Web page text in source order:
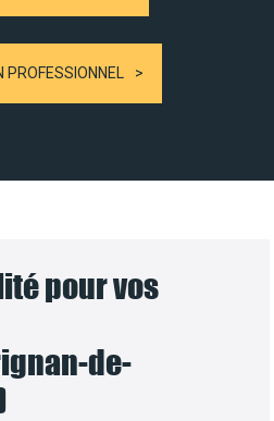
PROFESSIONNEL
pour vos
de-